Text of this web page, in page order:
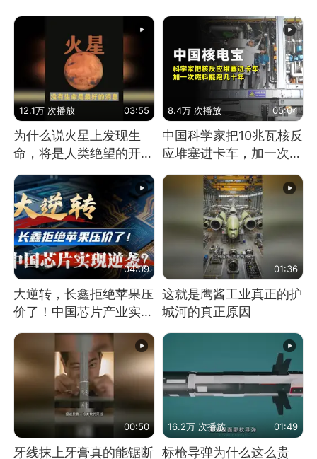
12.1万 次播放 03:55
为什么说火星上发现生
命，将是人类绝望的开
始？
8.4万 次播放 05:04
中国科学家把10兆瓦核反
应堆塞进卡车，加一次燃
料能跑几十年
04:09
大逆转，长鑫拒绝苹果压
价了！中国芯片产业实现
01:36
这就是鹰酱工业真正的护
城河的真正原因
00:50
牙线抹上牙膏真的能锯断
16.2万 次播放 01:49
标枪导弹为什么这么贵